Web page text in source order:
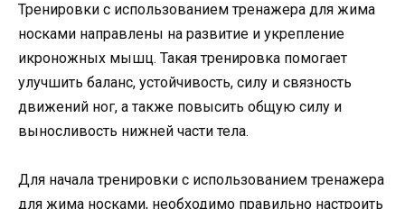
Тренировки с использованием тренажера для жима
носками направлены на развитие и укрепление
икроножных мышц. Такая тренировка помогает
улучшить баланс, устойчивость, силу и связность
движений ног, а также повысить общую силу и
выносливость нижней части тела.
Для начала тренировки с использованием тренажера
для жима носками, необходимо правильно настроить